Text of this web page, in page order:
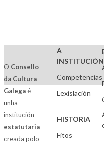
O Consello
da Cultura
Galegaé
unha
institución
estatutaria
creada polo
A
INSTITUCIÓN
Competencias
Lexislación
HISTORIA
Fitos